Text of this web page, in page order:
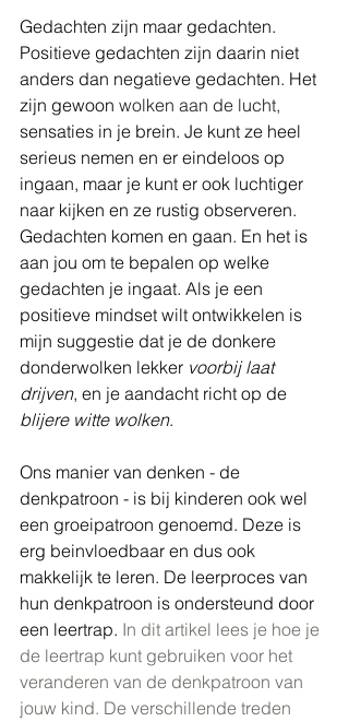
Gedachten zijn maar gedachten.
Positieve gedachten zijn daarin niet
anders dan negatieve gedachten. Het
zijn gewoon wolken aan de lucht,
sensaties in je brein. Je kunt ze heel
serieus nemen en er eindeloos op
ingaan, maar je kunt er ook luchtiger
naar kijken en ze rustig observeren.
Gedachten komen en gaan. En het is
aan jou om te bepalen op welke
gedachten je ingaat. Als je een
positieve mindset wilt ontwikkelen is
mijn suggestie dat je de donkere
donderwolken lekker voorbij laat
drijven, en je aandacht richt op de
blijere witte wolken.
Ons manier van denken - de
denkpatroon - is bij kinderen ook wel
een groeipatroon genoemd. Deze is
erg beinvloedbaar en dus ook
makkelijk te leren. De leerproces van
hun denkpatroon is ondersteund door
een leertrap. In dit artikel lees je hoe je
de leertrap kunt gebruiken voor het
veranderen van de denkpatroon van
jouw kind. De verschillende treden